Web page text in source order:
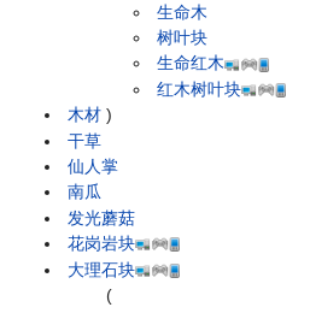
木材
生命木
树叶块
生命红木
红木树叶块
)
干草
仙人掌
南瓜
发光蘑菇
花岗岩块
大理石块
(